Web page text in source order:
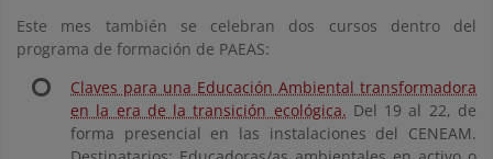
Este mes también se celebran dos cursos dentro del
programa de formación de PAEAS:
Claves para una Educación Ambiental transformadora
en la era de la transición ecológica. Del 19 al 22, de
forma presencial en las instalaciones del CENEAM.